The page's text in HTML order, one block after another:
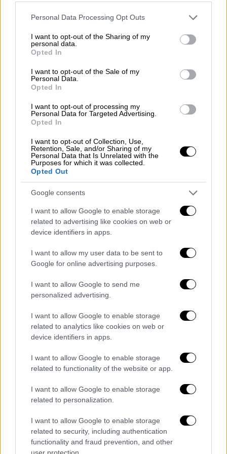
Please note that this website/app uses one or more Google
not limited to your visit or usage behaviour. You may click to
grant or deny consent to Google and its third-party tags to
use your data for below specified purposes in below Google
consent section.
Personal Data Processing Opt Outs
I want to opt-out of the Sharing of my
personal data.
Opted In
I want to opt-out of the Sale of my
Personal Data.
Opted In
I want to opt-out of processing my
Personal Data for Targeted Advertising.
Opted In
I want to opt-out of Collection, Use,
Retention, Sale, and/or Sharing of my
Personal Data that Is Unrelated with the
Purposes for which it was collected.
Opted Out
Google consents
I want to allow Google to enable storage
related to advertising like cookies on web or
device identifiers in apps.
I want to allow my user data to be sent to
Google for online advertising purposes.
I want to allow Google to send me
personalized advertising.
I want to allow Google to enable storage
related to analytics like cookies on web or
device identifiers in apps.
I want to allow Google to enable storage
related to functionality of the website or app.
I want to allow Google to enable storage
related to personalization.
I want to allow Google to enable storage
related to security, including authentication
functionality and fraud prevention, and other
user protection.
δικτύωσης,η αστυνομία του Τσέσαπικ
έκανε
στις 14 Μαΐου. Οοδηγός του οχήματος
διακομίστηκε στο νοσοκομείο με βαριά
επιβαίνοντες στο τρένο δεν έπαθε το
παραμικρό.
Δεν απειλήθηκε η ασφάλεια των
κατοίκων
Την ίδια στιγμή, έγινε αναφορά για ένα
«μικρό» περιστατικό με επικίνδυνα υλικά, το
οποίο προκλήθηκε από τη διαρροή καυσίμων
λόγω της διάλυσης της δεξαμενής του
δεν απειλήθηκε η ασφάλεια των κατοίκων
της περιοχής.
Τα πλάνα που κατέγραψε και κοινοποίησε ο
αυτόπτης μάρτυρας Azuriah O’Daniel
(@azzyeditss) δείχνουν την αμαξοστοιχία να
προσκρούει στο πίσω τμήμα του φορτηγού
ώρα που εκείνο περνούσε τις ράγες
πρόσκρουση διαχώρισε τη δεξαμενή από τον
τράκτορα, με αποτέλεσμα και τα δύο
κομμάτια να καταλήξουν σε παρακείμενο
χαντάκι.
crossing the tracks in Chesapeake,
Virginia, sending the truck flying and
leaving the driver with life-
threatening injuries.
https://t.co/sVkx5pnhq4